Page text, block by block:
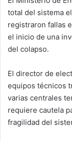
total del sistema
registraron fallas
el inicio de una
del colapso.
El director de
equipos técnicos
varias centrales
requiere cautela
fragilidad del